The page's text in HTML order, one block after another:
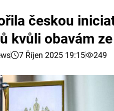
českou
kvůli obavám
7 Říjen 2025 19:15 249